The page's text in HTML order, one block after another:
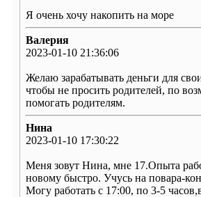
Я очень хочу накопить на море
Валерия
2023-01-10 21:36:06
Желаю зарабатывать деньги для
чтобы не просить родителей, по
помогать родителям.
Нина
2023-01-10 17:30:22
Меня зовут Нина, мне 17.Опыта
новому быстро. Учусь на повара-
Могу работать с 17:00, по 3-5